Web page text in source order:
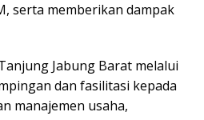
serta memberikan dampak
Jabung Barat melalui
dan fasilitasi kepada
manajemen usaha,